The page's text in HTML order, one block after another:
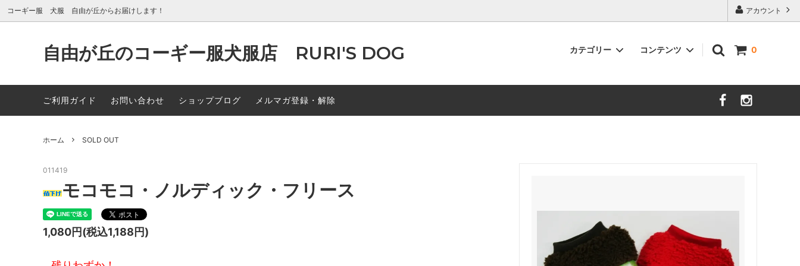
アカウント
コーギー服 犬服 自由が丘からお届けします！
自由が丘のコーギー服犬服店 RURI'S DOG 0
カテゴリー
冬素材（トレーナー素材・フリース素
パジャマ風つなぎ レインコート・泥除けエプロン 着物・浴衣
SOLD OUT
コンテンツ
ご利用ガイド
お問い合わせ ショップブログ メルマガ登録・解除
ホーム SOLD OUT
011419
モコモコ・ノルディック・フリース
1,080円(税込1,188円)